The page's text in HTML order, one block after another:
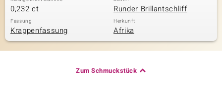
0,232 ct Runder Brillantschliff
Fassung
Krappenfassung
Herkunft
Afrika
Zum Schmuckstück